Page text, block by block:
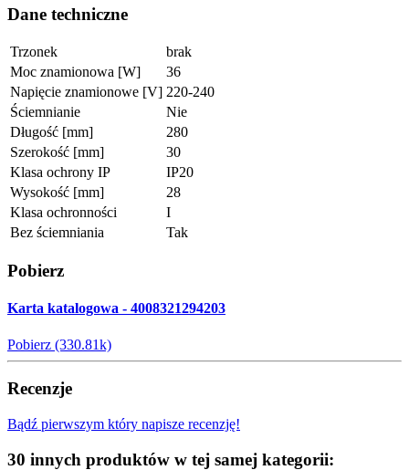
Dane techniczne
Trzonek
brak
Moc znamionowa [W]
36
Napięcie znamionowe [V] 220-240
Ściemnianie
Nie
Długość [mm]
280
Szerokość [mm]
30
Klasa ochrony IP
IP20
Wysokość [mm]
28
Klasa ochronności
I
Bez ściemniania
Tak
Pobierz
Karta katalogowa - 4008321294203
Pobierz (330.81k)
Recenzje
Bądź pierwszym który napisze recenzję!
30 innych produktów w tej samej kategorii: